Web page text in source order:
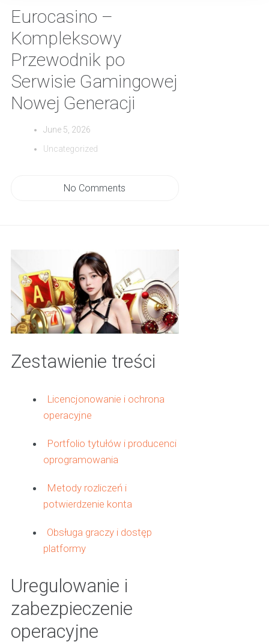
Eurocasino –
Kompleksowy
Przewodnik po
Serwisie Gamingowej
Nowej Generacji
June 5, 2026
Uncategorized
No Comments
Zestawienie treści
Licencjonowanie i ochrona
operacyjne
Portfolio tytułów i producenci
oprogramowania
Metody rozliczeń i
potwierdzenie konta
Obsługa graczy i dostęp
platformy
Uregulowanie i
zabezpieczenie
operacyjne